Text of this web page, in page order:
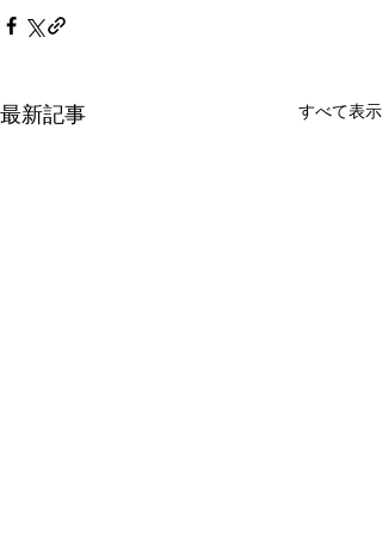
最新記事 すべて表示